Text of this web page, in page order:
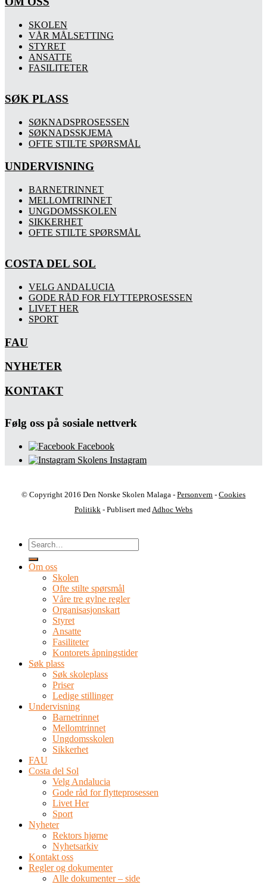
SKOLEN
VÅR MÅLSETTING
STYRET
ANSATTE
FASILITETER
SØK PLASS
SØKNADSPROSESSEN
SØKNADSSKJEMA
OFTE STILTE SPØRSMÅL
UNDERVISNING
BARNETRINNET
MELLOMTRINNET
UNGDOMSSKOLEN
SIKKERHET
OFTE STILTE SPØRSMÅL
COSTA DEL SOL
VELG ANDALUCIA
GODE RÅD FOR FLYTTEPROSESSEN
LIVET HER
SPORT
FAU
NYHETER
KONTAKT
Følg oss på sosiale nettverk
Facebook
Skolens Instagram
© Copyright 2016 Den Norske Skolen Malaga - Personvern - Cookies
Politikk - Publisert med Adhoc Webs
Om oss
Skolen
Ofte stilte spørsmål
Våre tre gylne regler
Organisasjonskart
Styret
Ansatte
Fasiliteter
Kontorets åpningstider
Søk plass
Søk skoleplass
Priser
Ledige stillinger
Undervisning
Barnetrinnet
Mellomtrinnet
Ungdomsskolen
Sikkerhet
FAU
Costa del Sol
Velg Andalucia
Gode råd for flytteprosessen
Livet Her
Sport
Nyheter
Rektors hjørne
Nyhetsarkiv
Kontakt oss
Regler og dokumenter
Alle dokumenter – side